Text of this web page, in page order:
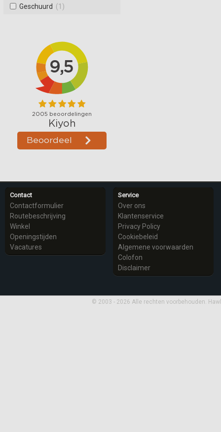
Geschuurd (1)
Contact
Contactformulier
Routebeschrijving
Winkel
Openingstijden
Vacatures
Service
Over ons
Klantenservice
Privacy Policy
Cookiebeleid
Algemene voorwaarden
Colofon
Disclaimer
© 2003 - 2026 Alle rechten voorbehouden.